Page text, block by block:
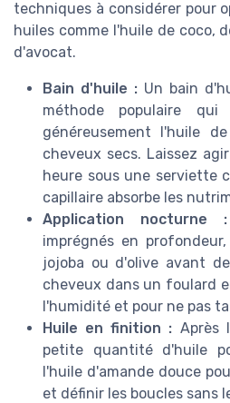
techniques à considérer pour
huiles comme l'huile de coco,
d'avocat.
Bain d'huile : Un bain
méthode populaire
généreusement l'huile
cheveux secs. Laissez
heure sous une serviette
capillaire absorbe les
Application nocturne :
imprégnés en
jojoba ou d'olive avant
cheveux dans un foulard
l'humidité et pour ne pas
Huile en finition : Après
petite quantité d'huile
l'huile d'amande douce
et définir les boucles sans